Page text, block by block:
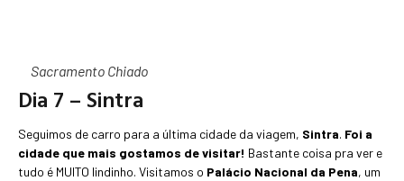
Sacramento Chiado
Dia 7 – Sintra
Seguimos de carro para a última cidade da viagem, Sintra. Foi a
cidade que mais gostamos de visitar! Bastante coisa pra ver e
tudo é MUITO lindinho. Visitamos o Palácio Nacional da Pena, um